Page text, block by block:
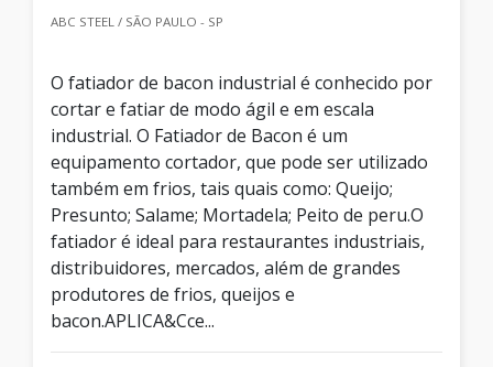
ABC STEEL / SÃO PAULO - SP
O fatiador de bacon industrial é conhecido por
cortar e fatiar de modo ágil e em escala
industrial. O Fatiador de Bacon é um
equipamento cortador, que pode ser utilizado
também em frios, tais quais como: Queijo;
Presunto; Salame; Mortadela; Peito de peru.O
fatiador é ideal para restaurantes industriais,
distribuidores, mercados, além de grandes
produtores de frios, queijos e
bacon.APLICA&Cce...